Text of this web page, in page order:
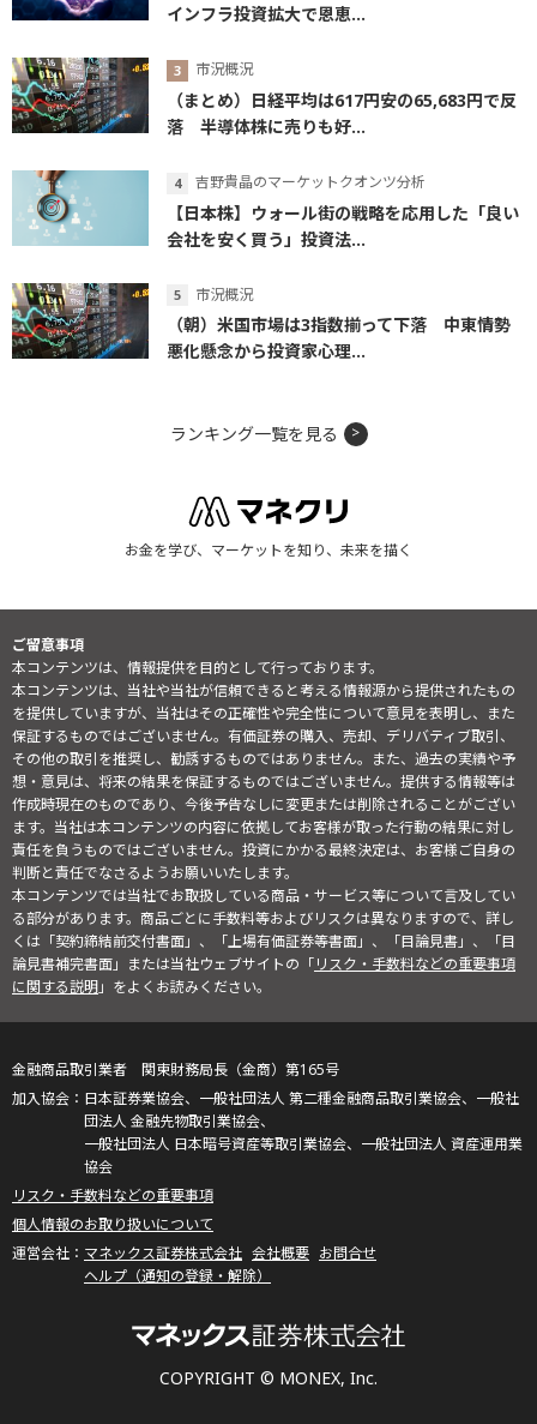
インフラ投資拡大で恩恵...
市況概況
（まとめ）日経平均は617円安の65,683円で反
落 半導体株に売りも好...
吉野貴晶のマーケットクオンツ分析
【日本株】ウォール街の戦略を応用した「良い
会社を安く買う」投資法...
市況概況
（朝）米国市場は3指数揃って下落 中東情勢
悪化懸念から投資家心理...
ランキング一覧を見る
お金を学び、マーケットを知り、未来を描く
ご留意事項
本コンテンツは、情報提供を目的として行っております。
本コンテンツは、当社や当社が信頼できると考える情報源から提供されたもの
を提供していますが、当社はその正確性や完全性について意見を表明し、また
保証するものではございません。有価証券の購入、売却、デリバティブ取引、
その他の取引を推奨し、勧誘するものではありません。また、過去の実績や予
想・意見は、将来の結果を保証するものではございません。提供する情報等は
作成時現在のものであり、今後予告なしに変更または削除されることがござい
ます。当社は本コンテンツの内容に依拠してお客様が取った行動の結果に対し
責任を負うものではございません。投資にかかる最終決定は、お客様ご自身の
判断と責任でなさるようお願いいたします。
本コンテンツでは当社でお取扱している商品・サービス等について言及してい
る部分があります。商品ごとに手数料等およびリスクは異なりますので、詳し
くは「契約締結前交付書面」、「上場有価証券等書面」、「目論見書」、「目
論見書補完書面」または当社ウェブサイトの「リスク・手数料などの重要事項
に関する説明」をよくお読みください。
COPYRIGHT © MONEX, Inc.
金融商品取引業者 関東財務局長（金商）第165号
日本証券業協会、一般社団法人 第二種金融商品取引業協会、一般社
団法人 金融先物取引業協会、
一般社団法人 日本暗号資産等取引業協会、一般社団法人 資産運用業
協会
リスク・手数料などの重要事項
個人情報のお取り扱いについて
マネックス証券株式会社 会社概要 お問合せ
ヘルプ（通知の登録・解除）